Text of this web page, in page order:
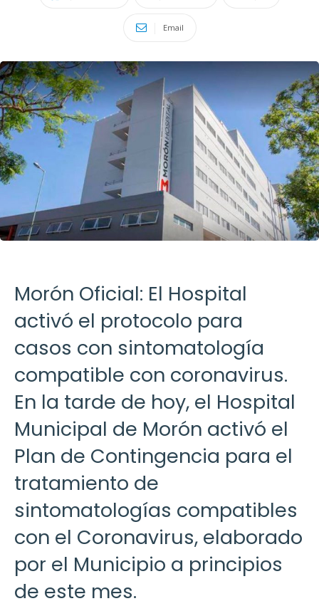
Email
Morón Oficial: El Hospital
activó el protocolo para
casos con sintomatología
compatible con coronavirus.
En la tarde de hoy, el Hospital
Municipal de Morón activó el
Plan de Contingencia para el
tratamiento de
sintomatologías compatibles
con el Coronavirus, elaborado
por el Municipio a principios
de este mes.